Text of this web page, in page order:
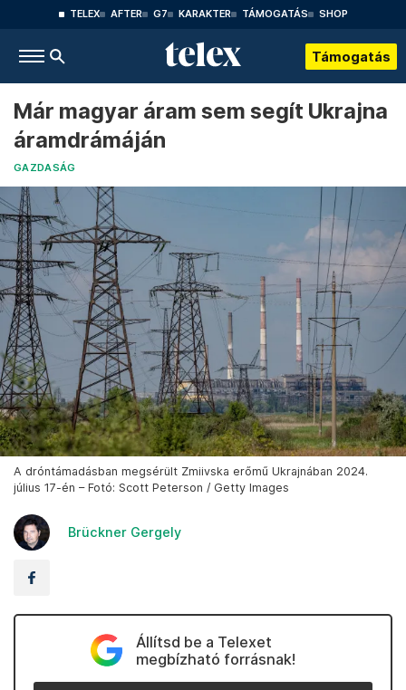
TELEX AFTER G7 KARAKTER TÁMOGATÁS SHOP
Támogatás
Már magyar áram sem segít Ukrajna
áramdrámáján
GAZDASÁG
A dróntámadásban megsérült Zmiivska erőmű Ukrajnában 2024.
július 17-én – Fotó: Scott Peterson / Getty Images
Brückner Gergely
Állítsd be a Telexet
megbízható forrásnak!